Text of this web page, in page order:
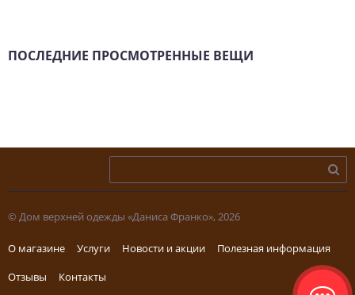
ПОСЛЕДНИЕ ПРОСМОТРЕННЫЕ ВЕЩИ
© Дом верхней одежды «Даниса Франко», 2026
О магазине Услуги Новости и акции
Полезная информация
Отзывы
Контакты